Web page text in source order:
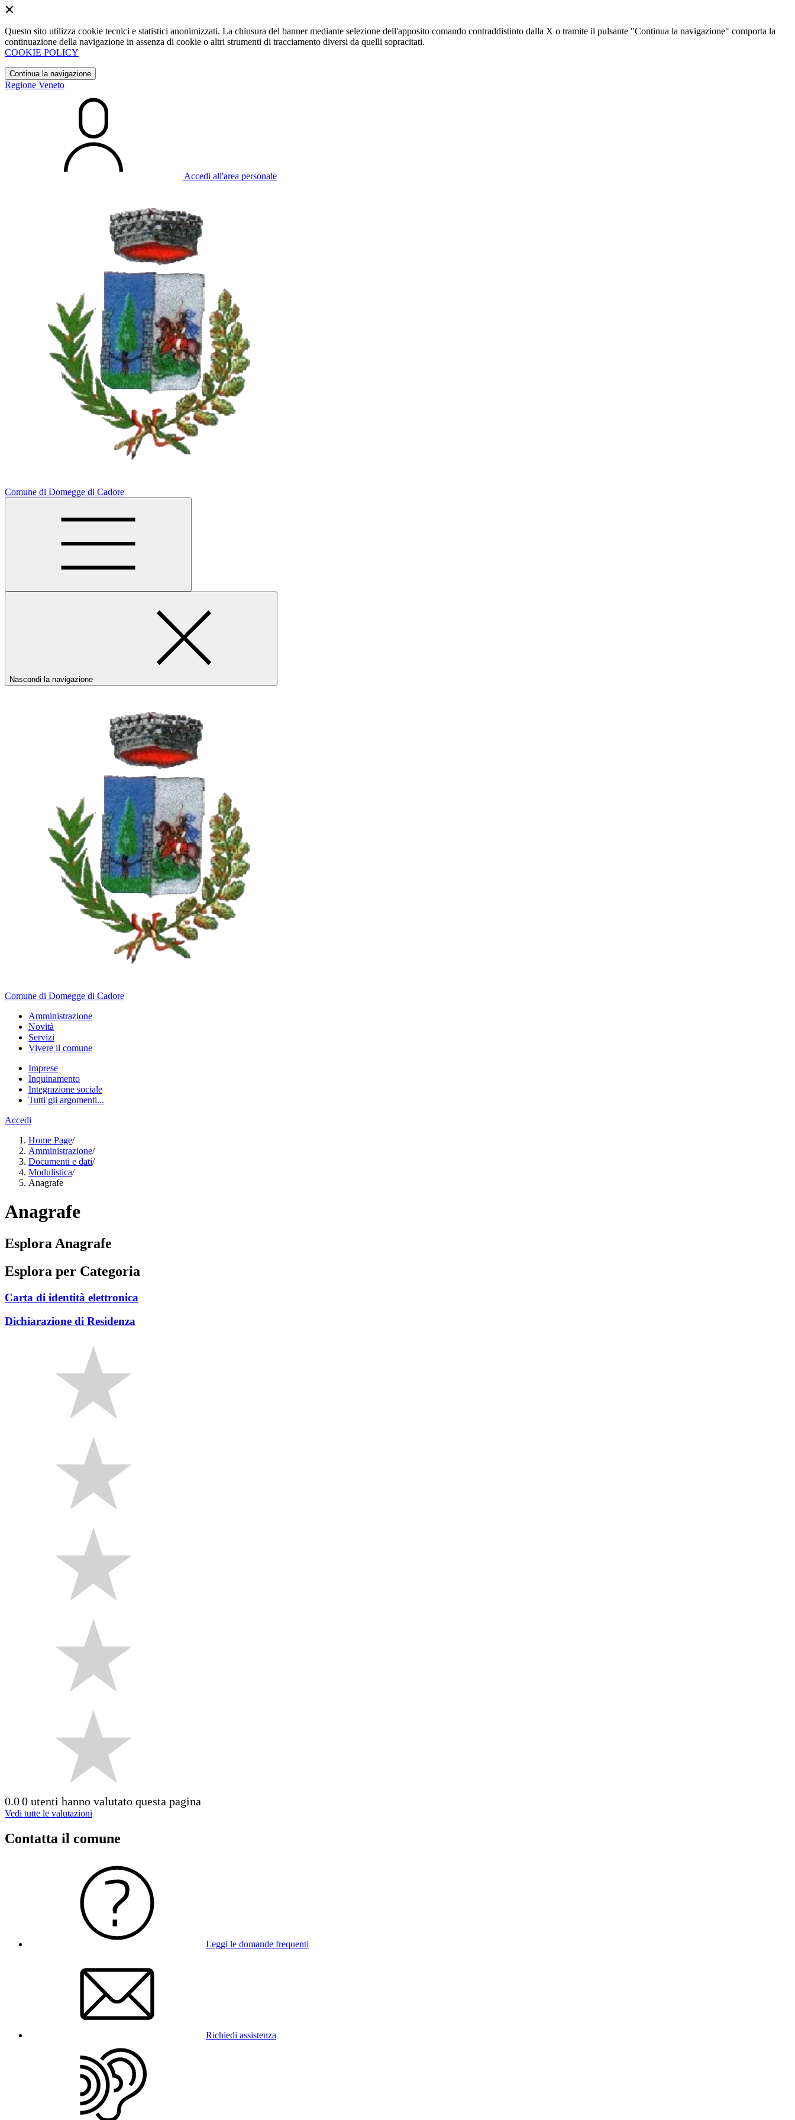
Questo sito utilizza cookie tecnici e statistici anonimizzati. La chiusura del banner mediante selezione dell'apposito comando contraddistinto dalla X o tramite il pulsante "Continua la navigazione" comporta la
continuazione della navigazione in assenza di cookie o altri strumenti di tracciamento diversi da quelli sopracitati.
COOKIE POLICY
Continua la navigazione
Regione Veneto
Accedi all'area personale
Comune di Domegge di Cadore
Nascondi la navigazione
Comune di Domegge di Cadore
Amministrazione
Novità
Servizi
Vivere il comune
Imprese
Inquinamento
Integrazione sociale
Tutti gli argomenti...
Accedi
Home Page/
Amministrazione/
Documenti e dati/
Modulistica/
Anagrafe
Anagrafe
Esplora Anagrafe
Esplora per Categoria
Carta di identità elettronica
Dichiarazione di Residenza
0.00 utenti hanno valutato questa pagina
Vedi tutte le valutazioni
Contatta il comune
Leggi le domande frequenti
Richiedi assistenza